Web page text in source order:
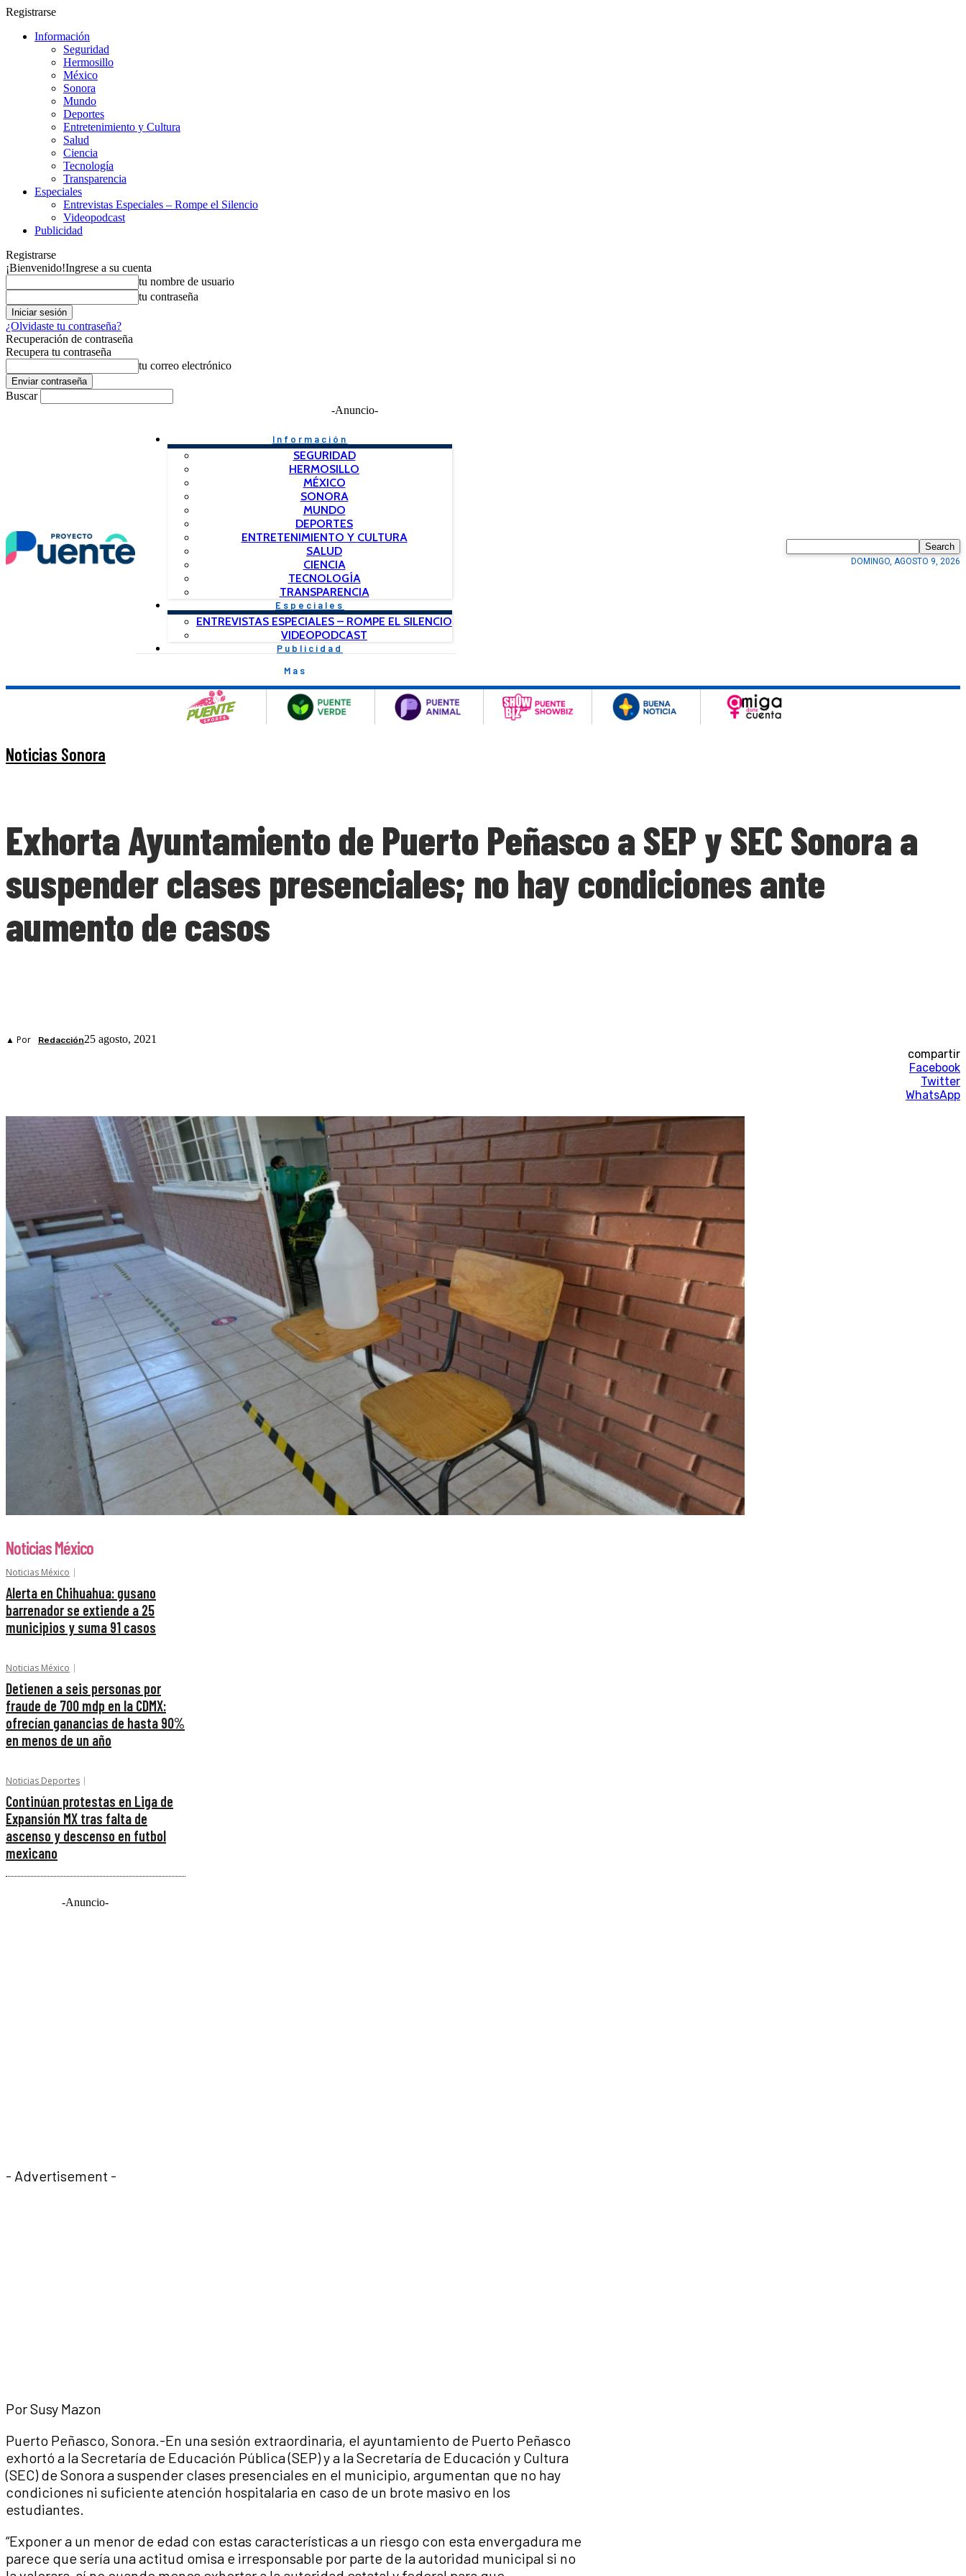
Registrarse
Información
Seguridad
Hermosillo
México
Sonora
Mundo
Deportes
Entretenimiento y Cultura
Salud
Ciencia
Tecnología
Transparencia
Especiales
Entrevistas Especiales – Rompe el Silencio
Videopodcast
Publicidad
Registrarse
¡Bienvenido!Ingrese a su cuenta
tu nombre de usuario
tu contraseña
¿Olvidaste tu contraseña?
Recuperación de contraseña
Recupera tu contraseña
tu correo electrónico
Buscar
-Anuncio-
Información
SEGURIDAD
HERMOSILLO
MÉXICO
SONORA
MUNDO
DEPORTES
ENTRETENIMIENTO Y CULTURA
SALUD
CIENCIA
TECNOLOGÍA
TRANSPARENCIA
Especiales
ENTREVISTAS ESPECIALES – ROMPE EL SILENCIO
VIDEOPODCAST
Publicidad
Mas
Search
DOMINGO, AGOSTO 9, 2026
Noticias Sonora
Exhorta Ayuntamiento de Puerto Peñasco a SEP y SEC Sonora a
suspender clases presenciales; no hay condiciones ante
aumento de casos
▲ Por Redacción25 agosto, 2021
compartir
Facebook
Twitter
WhatsApp
Noticias México
Noticias México
Alerta en Chihuahua: gusano
barrenador se extiende a 25
municipios y suma 91 casos
Noticias México
Detienen a seis personas por
fraude de 700 mdp en la CDMX:
ofrecían ganancias de hasta 90%
en menos de un año
Noticias Deportes
Continúan protestas en Liga de
Expansión MX tras falta de
ascenso y descenso en futbol
mexicano
-Anuncio-
- Advertisement -
Por Susy Mazon
Puerto Peñasco, Sonora.-En una sesión extraordinaria, el ayuntamiento de Puerto Peñasco
exhortó a la Secretaría de Educación Pública (SEP) y a la Secretaría de Educación y Cultura
(SEC) de Sonora a suspender clases presenciales en el municipio, argumentan que no hay
condiciones ni suficiente atención hospitalaria en caso de un brote masivo en los
estudiantes.
“Exponer a un menor de edad con estas características a un riesgo con esta envergadura me
parece que sería una actitud omisa e irresponsable por parte de la autoridad municipal si no